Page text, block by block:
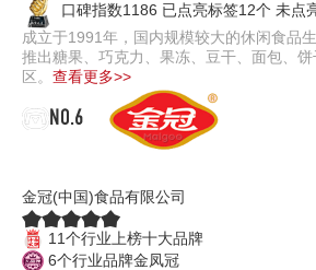
口碑指数1186 已点亮标签12个 未点
成立于1991年，国内规模较大的休闲食品
推出糖果、巧克力、果冻、豆干、面包、
区。 查看更多>>
NO.6
金冠(中国)食品有限公司
11个行业上榜十大品牌
6个行业品牌金凤冠